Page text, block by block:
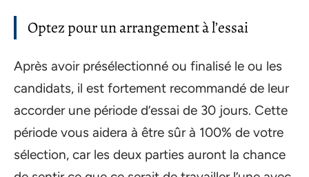
Optez pour un arrangement à l’essai
Après avoir présélectionné ou finalisé le ou les
candidats, il est fortement recommandé de leur
accorder une période d’essai de 30 jours. Cette
période vous aidera à être sûr à 100% de votre
sélection, car les deux parties auront la chance